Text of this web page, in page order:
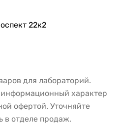
22к2
для лабораторий.
характер
офертой. Уточняйте
в отделе продаж.